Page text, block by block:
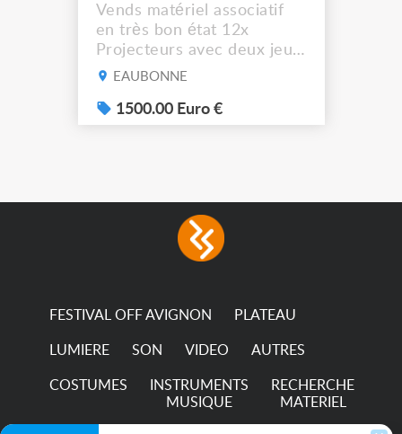
Vends matériel associatif
en très bon état 12x
Projecteurs avec deux jeux
de filtre filtre Lustr Selador
system – seven colour
LEDs providing the
consumption The
permanence of a 50,000-
EAUBONNE
1500.00 Euro €
FESTIVAL OFF AVIGNON PLATEAU
LUMIERE SON VIDEO AUTRES
COSTUMES
INSTRUMENTS
MUSIQUE
RECHERCHE
MATERIEL